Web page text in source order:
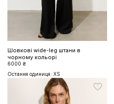
Шовкові wide-leg штани в
чорному кольорі
6000 ₴
Остання одиниця: XS